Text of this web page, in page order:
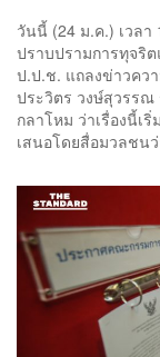
วันนี้ (24 ม.ค.) เวล
ปราบปรามการทุจริ
ป.ป.ช. แถลงข่าวคว
ประวิตร วงษ์สุวรรณ
กลาโหม ว่าเรื่องนี้เ
เสนอโดยสื่อมวลชน